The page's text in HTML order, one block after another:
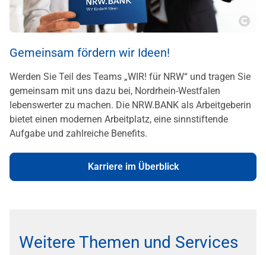
Gemeinsam fördern wir Ideen!
Werden Sie Teil des Teams „WIR! für NRW“ und tragen Sie
gemeinsam mit uns dazu bei, Nordrhein-Westfalen
lebenswerter zu machen. Die NRW.BANK als Arbeitgeberin
bietet einen modernen Arbeitplatz, eine sinnstiftende
Aufgabe und zahlreiche Benefits.
Karriere im Überblick
Weitere Themen und Services